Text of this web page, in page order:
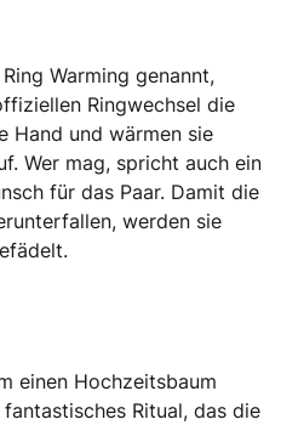
Warming genannt,
Ringwechsel die
Hand und wärmen sie
Wer mag, spricht auch ein
für das Paar. Damit die
werden sie
einen Hochzeitsbaum
Ritual, das die